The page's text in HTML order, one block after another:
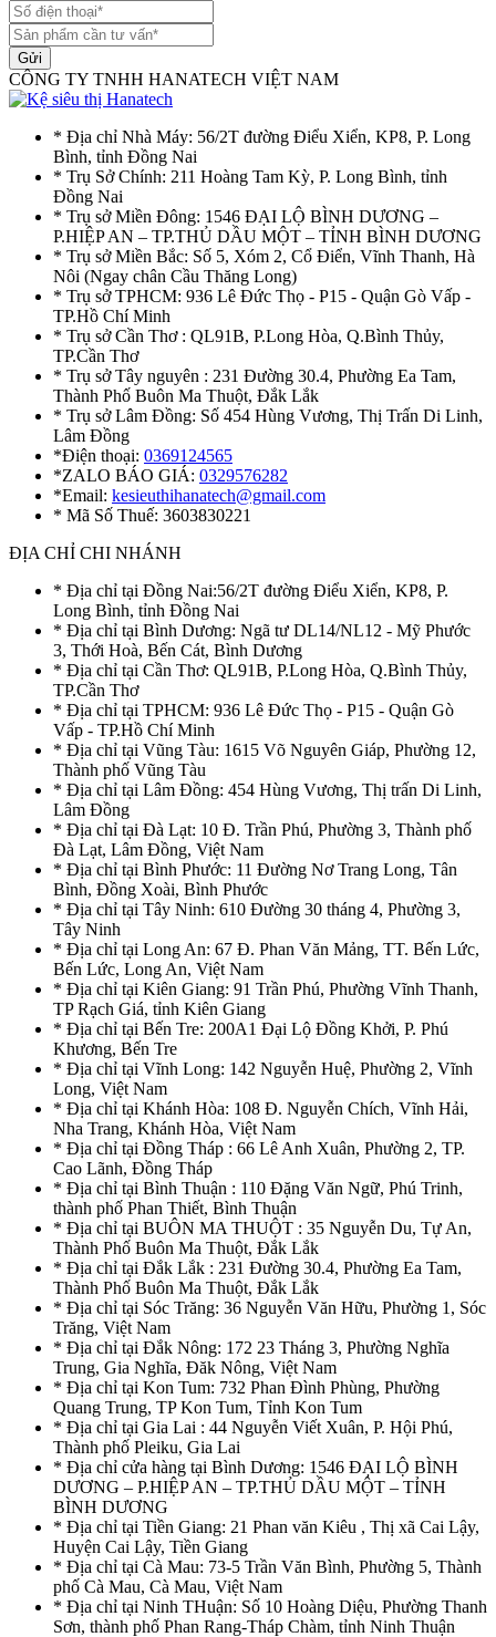
Gửi
CÔNG TY TNHH HANATECH VIỆT NAM
* Địa chỉ Nhà Máy: 56/2T đường Điểu Xiển, KP8, P. Long
Bình, tỉnh Đồng Nai
* Trụ Sở Chính: 211 Hoàng Tam Kỳ, P. Long Bình, tỉnh
Đồng Nai
* Trụ sở Miền Đông: 1546 ĐẠI LỘ BÌNH DƯƠNG –
P.HIỆP AN – TP.THỦ DẦU MỘT – TỈNH BÌNH DƯƠNG
* Trụ sở Miền Bắc: Số 5, Xóm 2, Cổ Điển, Vĩnh Thanh, Hà
Nôi (Ngay chân Cầu Thăng Long)
* Trụ sở TPHCM: 936 Lê Đức Thọ - P15 - Quận Gò Vấp -
TP.Hồ Chí Minh
* Trụ sở Cần Thơ : QL91B, P.Long Hòa, Q.Bình Thủy,
TP.Cần Thơ
* Trụ sở Tây nguyên : 231 Đường 30.4, Phường Ea Tam,
Thành Phố Buôn Ma Thuột, Đắk Lắk
* Trụ sở Lâm Đồng: Số 454 Hùng Vương, Thị Trấn Di Linh,
Lâm Đồng
*Điện thoại: 0369124565
*ZALO BÁO GIÁ: 0329576282
*Email: kesieuthihanatech@gmail.com
* Mã Số Thuế: 3603830221
ĐỊA CHỈ CHI NHÁNH
* Địa chỉ tại Đồng Nai:56/2T đường Điểu Xiển, KP8, P.
Long Bình, tỉnh Đồng Nai
* Địa chỉ tại Bình Dương: Ngã tư DL14/NL12 - Mỹ Phước
3, Thới Hoà, Bến Cát, Bình Dương
* Địa chỉ tại Cần Thơ: QL91B, P.Long Hòa, Q.Bình Thủy,
TP.Cần Thơ
* Địa chỉ tại TPHCM: 936 Lê Đức Thọ - P15 - Quận Gò
Vấp - TP.Hồ Chí Minh
* Địa chỉ tại Vũng Tàu: 1615 Võ Nguyên Giáp, Phường 12,
Thành phố Vũng Tàu
* Địa chỉ tại Lâm Đồng: 454 Hùng Vương, Thị trấn Di Linh,
Lâm Đồng
* Địa chỉ tại Đà Lạt: 10 Đ. Trần Phú, Phường 3, Thành phố
Đà Lạt, Lâm Đồng, Việt Nam
* Địa chỉ tại Bình Phước: 11 Đường Nơ Trang Long, Tân
Bình, Đồng Xoài, Bình Phước
* Địa chỉ tại Tây Ninh: 610 Đường 30 tháng 4, Phường 3,
Tây Ninh
* Địa chỉ tại Long An: 67 Đ. Phan Văn Mảng, TT. Bến Lức,
Bến Lức, Long An, Việt Nam
* Địa chỉ tại Kiên Giang: 91 Trần Phú, Phường Vĩnh Thanh,
TP Rạch Giá, tỉnh Kiên Giang
* Địa chỉ tại Bến Tre: 200A1 Đại Lộ Đồng Khởi, P. Phú
Khương, Bến Tre
* Địa chỉ tại Vĩnh Long: 142 Nguyễn Huệ, Phường 2, Vĩnh
Long, Việt Nam
* Địa chỉ tại Khánh Hòa: 108 Đ. Nguyễn Chích, Vĩnh Hải,
Nha Trang, Khánh Hòa, Việt Nam
* Địa chỉ tại Đồng Tháp : 66 Lê Anh Xuân, Phường 2, TP.
Cao Lãnh, Đồng Tháp
* Địa chỉ tại Bình Thuận : 110 Đặng Văn Ngữ, Phú Trinh,
thành phố Phan Thiết, Bình Thuận
* Địa chỉ tại BUÔN MA THUỘT : 35 Nguyễn Du, Tự An,
Thành Phố Buôn Ma Thuột, Đắk Lắk
* Địa chỉ tại Đắk Lắk : 231 Đường 30.4, Phường Ea Tam,
Thành Phố Buôn Ma Thuột, Đắk Lắk
* Địa chỉ tại Sóc Trăng: 36 Nguyễn Văn Hữu, Phường 1, Sóc
Trăng, Việt Nam
* Địa chỉ tại Đắk Nông: 172 23 Tháng 3, Phường Nghĩa
Trung, Gia Nghĩa, Đăk Nông, Việt Nam
* Địa chỉ tại Kon Tum: 732 Phan Đình Phùng, Phường
Quang Trung, TP Kon Tum, Tỉnh Kon Tum
* Địa chỉ tại Gia Lai : 44 Nguyễn Viết Xuân, P. Hội Phú,
Thành phố Pleiku, Gia Lai
* Địa chỉ cửa hàng tại Bình Dương: 1546 ĐẠI LỘ BÌNH
DƯƠNG – P.HIỆP AN – TP.THỦ DẦU MỘT – TỈNH
BÌNH DƯƠNG
* Địa chỉ tại Tiền Giang: 21 Phan văn Kiêu , Thị xã Cai Lậy,
Huyện Cai Lậy, Tiền Giang
* Địa chỉ tại Cà Mau: 73-5 Trần Văn Bình, Phường 5, Thành
phố Cà Mau, Cà Mau, Việt Nam
* Địa chỉ tại Ninh THuận: Số 10 Hoàng Diệu, Phường Thanh
Sơn, thành phố Phan Rang-Tháp Chàm, tỉnh Ninh Thuận